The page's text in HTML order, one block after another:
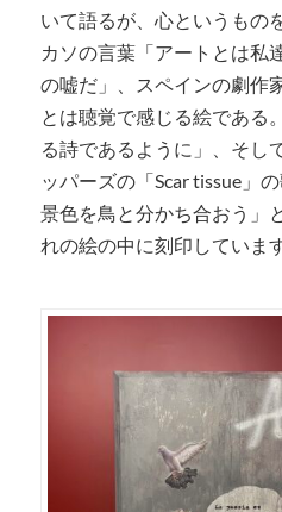
いて語るが、心というもの
カソの言葉「アートとは私
の嘘だ」、スペインの劇作
とは聴覚で感じる絵である
る詩であるように」、そし
ッパーズの「Scar tissue」
景色を鳥と分かち合おう」
れの絵の中に刻印しています